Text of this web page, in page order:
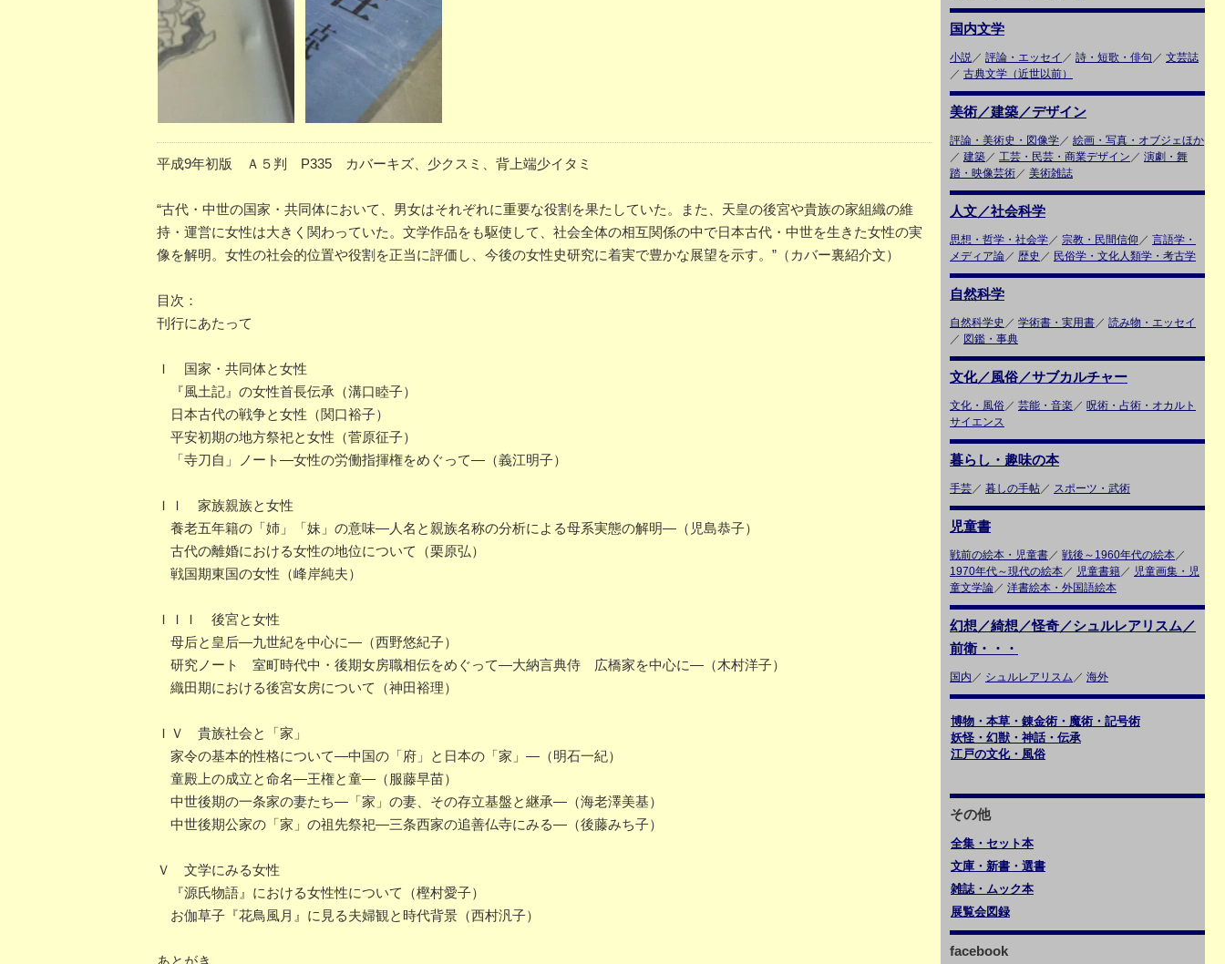
平成9年初版 Ａ５判 P335 カバーキズ、少クスミ、背上端少イタミ
“古代・中世の国家・共同体において、男女はそれぞれに重要な役割を果たしていた。また、天皇の後宮や貴族の家組織の維
持・運営に女性は大きく関わっていた。文学作品をも駆使して、社会全体の相互関係の中で日本古代・中世を生きた女性の実
像を解明。女性の社会的位置や役割を正当に評価し、今後の女性史研究に着実で豊かな展望を示す。”（カバー裏紹介文）
目次：
刊行にあたって
Ｉ 国家・共同体と女性
『風土記』の女性首長伝承（溝口睦子）
日本古代の戦争と女性（関口裕子）
平安初期の地方祭祀と女性（菅原征子）
「寺刀自」ノート―女性の労働指揮権をめぐって―（義江明子）
ＩＩ 家族親族と女性
養老五年籍の「姉」「妹」の意味―人名と親族名称の分析による母系実態の解明―（児島恭子）
古代の離婚における女性の地位について（栗原弘）
戦国期東国の女性（峰岸純夫）
ＩＩＩ 後宮と女性
母后と皇后―九世紀を中心に―（西野悠紀子）
研究ノート 室町時代中・後期女房職相伝をめぐって―大納言典侍 広橋家を中心に―（木村洋子）
織田期における後宮女房について（神田裕理）
ＩＶ 貴族社会と「家」
家令の基本的性格について―中国の「府」と日本の「家」―（明石一紀）
童殿上の成立と命名―王権と童―（服藤早苗）
中世後期の一条家の妻たち―「家」の妻、その存立基盤と継承―（海老澤美基）
中世後期公家の「家」の祖先祭祀―三条西家の追善仏寺にみる―（後藤みち子）
Ｖ 文学にみる女性
『源氏物語』における女性性について（樫村愛子）
お伽草子『花鳥風月』に見る夫婦観と時代背景（西村汎子）
あとがき
国内文学
小説／ 評論・エッセイ ／ 詩・短歌・俳句 ／ 文芸誌
／ 古典文学（近世以前）
美術／建築／デザイン
評論・美術史・図像学／ 絵画・写真・オブジェほか
／ 建築／ 工芸・民芸・商業デザイン ／ 演劇・舞
踏・映像芸術／ 美術雑誌
人文／社会科学
思想・哲学・社会学／ 宗教・民間信仰 ／ 言語学・
メディア論／ 歴史 ／ 民俗学・文化人類学・考古学
自然科学
自然科学史 ／ 学術書・実用書／ 読み物・エッセイ
／ 図鑑・事典
文化／風俗／サブカルチャー
文化・風俗／ 芸能・音楽 ／ 呪術・占術・オカルト
サイエンス
暮らし・趣味の本
手芸／ 暮しの手帖／ スポーツ・武術
児童書
戦前の絵本・児童書／ 戦後～1960年代の絵本／
1970年代～現代の絵本／ 児童書籍／ 児童画集・児
童文学論／ 洋書絵本・外国語絵本
幻想／綺想／怪奇／シュルレアリスム／
前衛・・・
国内 ／ シュルレアリスム ／ 海外
博物・本草・錬金術・魔術・記号術
妖怪・幻獣・神話・伝承
江戸の文化・風俗
その他
全集・セット本
文庫・新書・選書
雑誌・ムック本
展覧会図録
facebook